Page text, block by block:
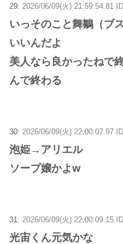
29: 2026/06/09(火) 21:59:54.81
いっそのこと舞鶵（ブ
いいんだよ
美人なら良かったねで
んで終わる
30: 2026/06/09(火) 22:00:07.97
泡姫→アリエル
ソープ嬢かよw
31: 2026/06/09(火) 22:00:09.15
光宙くん元気かな